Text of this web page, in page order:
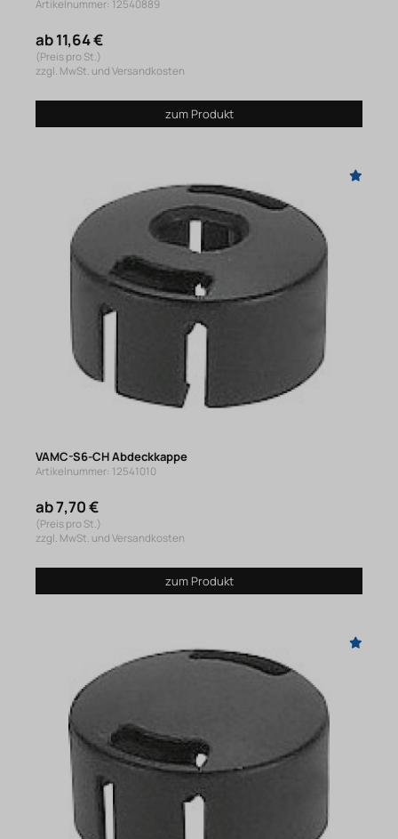
Artikelnummer: 12540889
ab 11,64 €
(Preis pro St.)
zzgl. MwSt. und Versandkosten
zum Produkt
VAMC-S6-CH Abdeckkappe
Artikelnummer: 12541010
ab 7,70 €
(Preis pro St.)
zzgl. MwSt. und Versandkosten
zum Produkt